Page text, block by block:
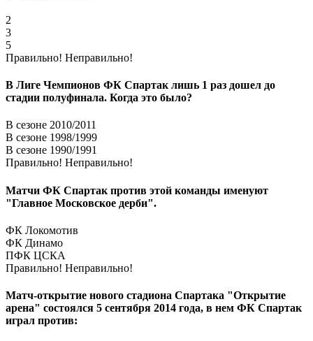
2
3
5
Правильно! Неправильно!
В Лиге Чемпионов ФК Спартак лишь 1 раз дошел до
стадии полуфинала. Когда это было?
В сезоне 2010/2011
В сезоне 1998/1999
В сезоне 1990/1991
Правильно! Неправильно!
Матчи ФК Спартак против этой команды именуют
"Главное Московское дерби".
ФК Локомотив
ФК Динамо
ПФК ЦСКА
Правильно! Неправильно!
Матч-открытие нового стадиона Спартака "Открытие
арена" состоялся 5 сентября 2014 года, в нем ФК Спартак
играл против: